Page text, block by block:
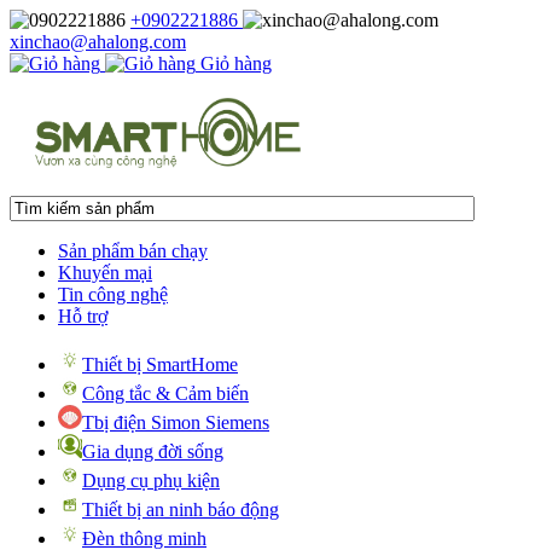
+0902221886
xinchao@ahalong.com
Giỏ hàng
Sản phẩm bán chạy
Khuyến mại
Tin công nghệ
Hỗ trợ
Thiết bị SmartHome
Công tắc & Cảm biến
Tbị điện Simon Siemens
Gia dụng đời sống
Dụng cụ phụ kiện
Thiết bị an ninh báo động
Đèn thông minh